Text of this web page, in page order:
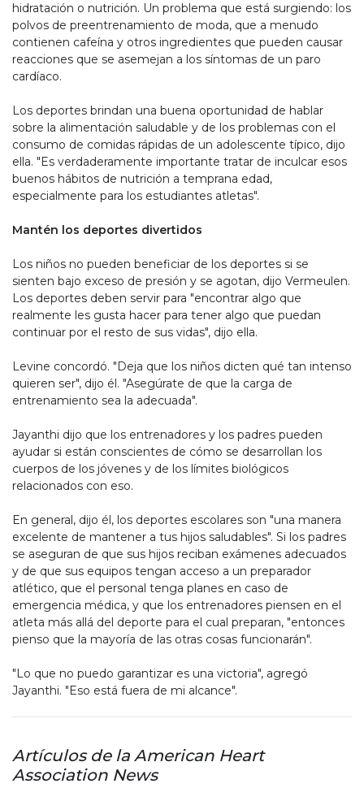
hidratación o nutrición. Un problema que está surgiendo: los
polvos de preentrenamiento de moda, que a menudo
contienen cafeína y otros ingredientes que pueden causar
reacciones que se asemejan a los síntomas de un paro
cardíaco.
Los deportes brindan una buena oportunidad de hablar
sobre la alimentación saludable y de los problemas con el
consumo de comidas rápidas de un adolescente típico, dijo
ella. "Es verdaderamente importante tratar de inculcar esos
buenos hábitos de nutrición a temprana edad,
especialmente para los estudiantes atletas".
Mantén los deportes divertidos
Los niños no pueden beneficiar de los deportes si se
sienten bajo exceso de presión y se agotan, dijo Vermeulen.
Los deportes deben servir para "encontrar algo que
realmente les gusta hacer para tener algo que puedan
continuar por el resto de sus vidas", dijo ella.
Levine concordó. "Deja que los niños dicten qué tan intenso
quieren ser", dijo él. "Asegúrate de que la carga de
entrenamiento sea la adecuada".
Jayanthi dijo que los entrenadores y los padres pueden
ayudar si están conscientes de cómo se desarrollan los
cuerpos de los jóvenes y de los límites biológicos
relacionados con eso.
En general, dijo él, los deportes escolares son "una manera
excelente de mantener a tus hijos saludables". Si los padres
se aseguran de que sus hijos reciban exámenes adecuados
y de que sus equipos tengan acceso a un preparador
atlético, que el personal tenga planes en caso de
emergencia médica, y que los entrenadores piensen en el
atleta más allá del deporte para el cual preparan, "entonces
pienso que la mayoría de las otras cosas funcionarán".
"Lo que no puedo garantizar es una victoria", agregó
Jayanthi. "Eso está fuera de mi alcance".
Artículos de la American Heart
Association News